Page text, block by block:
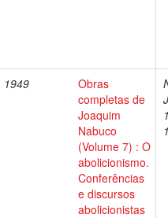
1949
Obras
completas de
Joaquim
Nabuco
(Volume 7) : O
abolicionismo.
Conferências
e discursos
abolicionistas